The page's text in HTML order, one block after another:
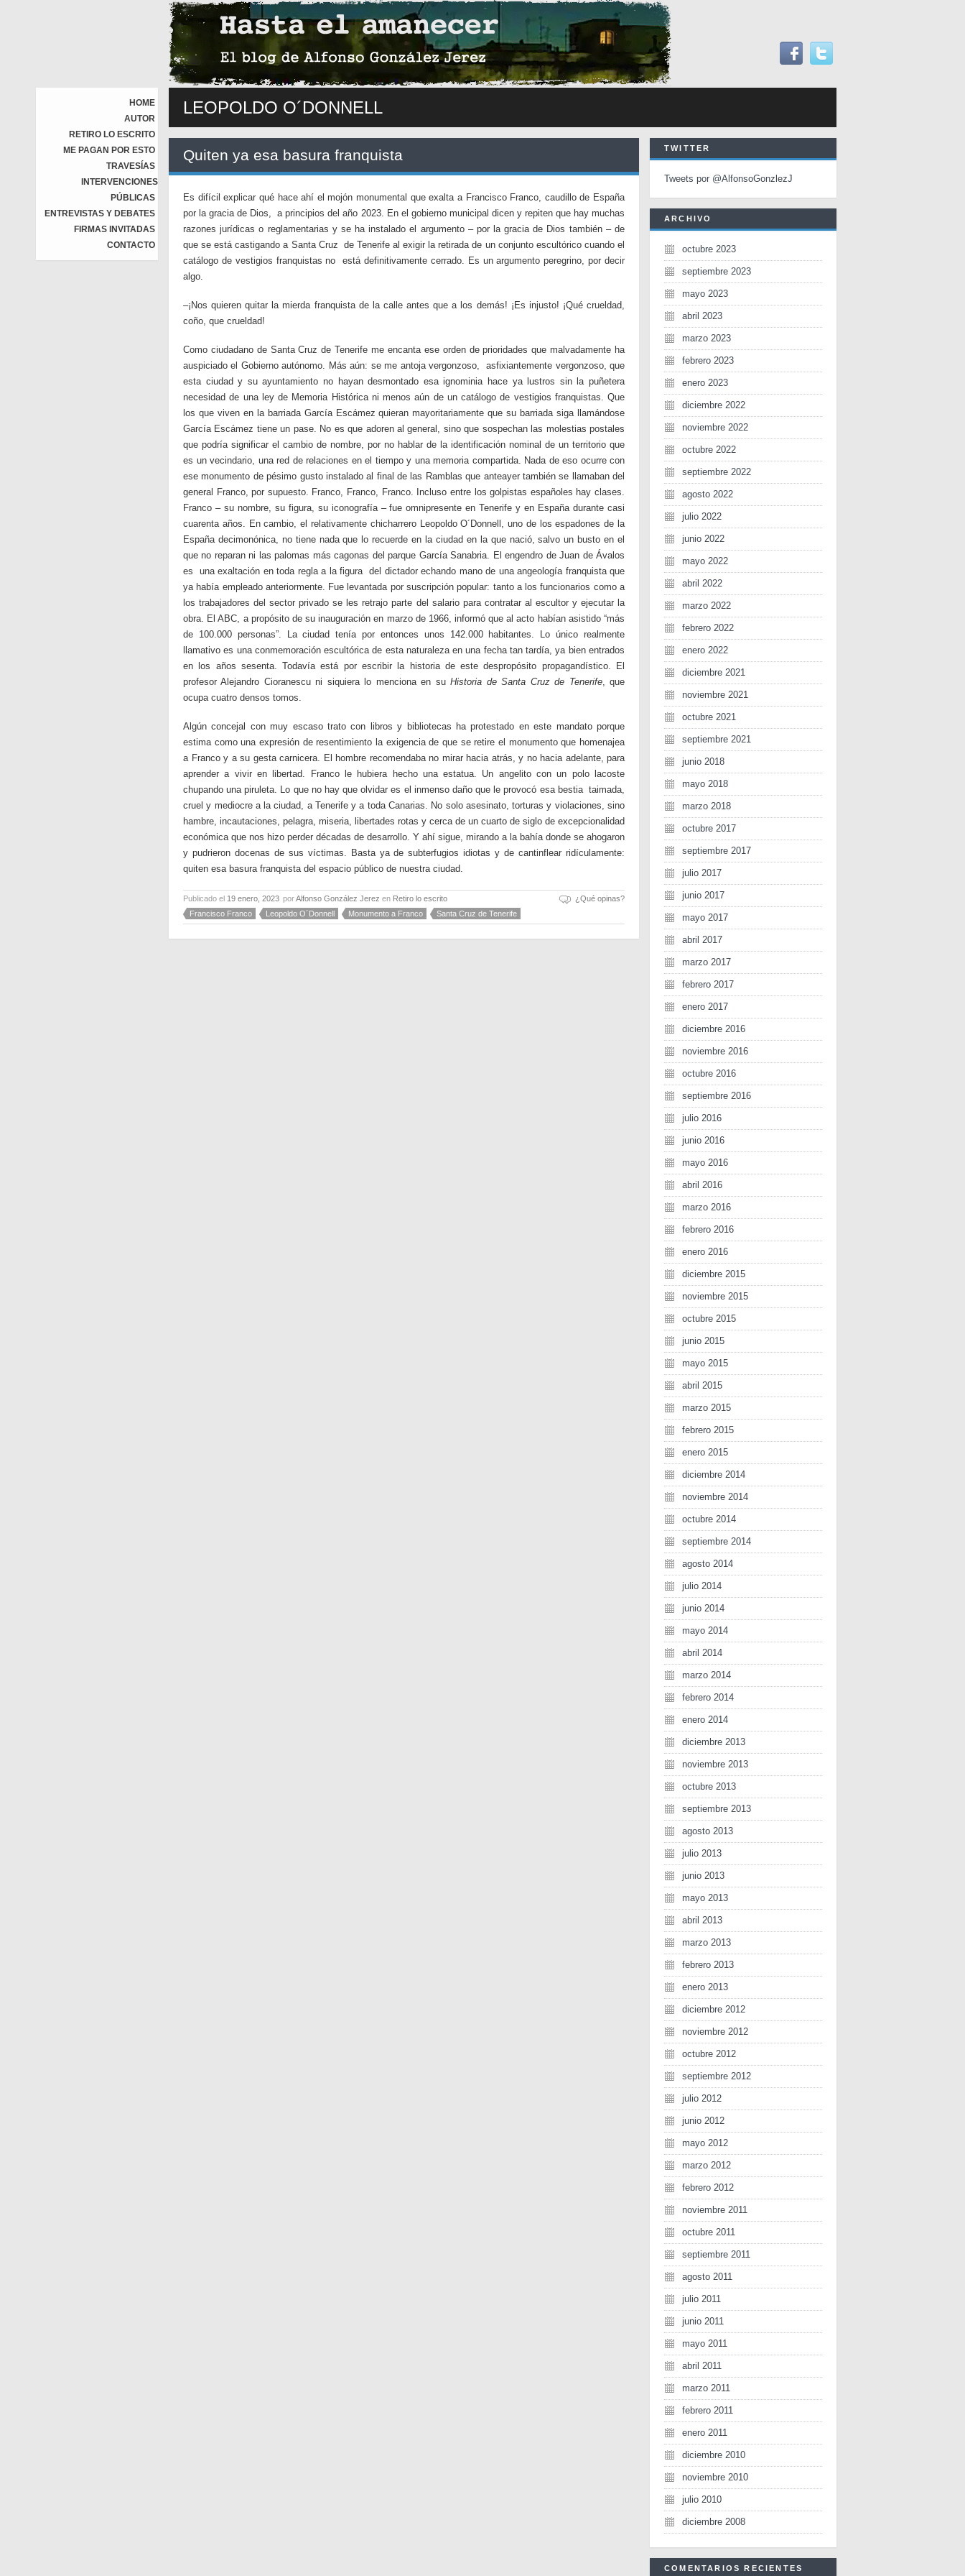
HOME
AUTOR
RETIRO LO ESCRITO
ME PAGAN POR ESTO
TRAVESÍAS
INTERVENCIONES
PÚBLICAS
ENTREVISTAS Y DEBATES
FIRMAS INVITADAS
CONTACTO
LEOPOLDO O´DONNELL
Quiten ya esa basura franquista
Es difícil explicar qué hace ahí el mojón monumental que exalta a Francisco Franco, caudillo de España
por la gracia de Dios, a principios del año 2023. En el gobierno municipal dicen y repiten que hay muchas
razones jurídicas o reglamentarias y se ha instalado el argumento – por la gracia de Dios también – de
que se está castigando a Santa Cruz de Tenerife al exigir la retirada de un conjunto escultórico cuando el
catálogo de vestigios franquistas no está definitivamente cerrado. Es un argumento peregrino, por decir
algo.
–¡Nos quieren quitar la mierda franquista de la calle antes que a los demás! ¡Es injusto! ¡Qué crueldad,
coño, que crueldad!
Como ciudadano de Santa Cruz de Tenerife me encanta ese orden de prioridades que malvadamente ha
auspiciado el Gobierno autónomo. Más aún: se me antoja vergonzoso, asfixiantemente vergonzoso, que
esta ciudad y su ayuntamiento no hayan desmontado esa ignominia hace ya lustros sin la puñetera
necesidad de una ley de Memoria Histórica ni menos aún de un catálogo de vestigios franquistas. Que
los que viven en la barriada García Escámez quieran mayoritariamente que su barriada siga llamándose
García Escámez tiene un pase. No es que adoren al general, sino que sospechan las molestias postales
que podría significar el cambio de nombre, por no hablar de la identificación nominal de un territorio que
es un vecindario, una red de relaciones en el tiempo y una memoria compartida. Nada de eso ocurre con
ese monumento de pésimo gusto instalado al final de las Ramblas que anteayer también se llamaban del
general Franco, por supuesto. Franco, Franco, Franco. Incluso entre los golpistas españoles hay clases.
Franco – su nombre, su figura, su iconografía – fue omnipresente en Tenerife y en España durante casi
cuarenta años. En cambio, el relativamente chicharrero Leopoldo O´Donnell, uno de los espadones de la
España decimonónica, no tiene nada que lo recuerde en la ciudad en la que nació, salvo un busto en el
que no reparan ni las palomas más cagonas del parque García Sanabria. El engendro de Juan de Ávalos
es una exaltación en toda regla a la figura del dictador echando mano de una angeología franquista que
ya había empleado anteriormente. Fue levantada por suscripción popular: tanto a los funcionarios como a
los trabajadores del sector privado se les retrajo parte del salario para contratar al escultor y ejecutar la
obra. El ABC, a propósito de su inauguración en marzo de 1966, informó que al acto habían asistido “más
de 100.000 personas”. La ciudad tenía por entonces unos 142.000 habitantes. Lo único realmente
llamativo es una conmemoración escultórica de esta naturaleza en una fecha tan tardía, ya bien entrados
en los años sesenta. Todavía está por escribir la historia de este despropósito propagandístico. El
profesor Alejandro Cioranescu ni siquiera lo menciona en suHistoria de Santa Cruz de Tenerife, que
ocupa cuatro densos tomos.
Algún concejal con muy escaso trato con libros y bibliotecas ha protestado en este mandato porque
estima como una expresión de resentimiento la exigencia de que se retire el monumento que homenajea
a Franco y a su gesta carnicera. El hombre recomendaba no mirar hacia atrás, y no hacia adelante, para
aprender a vivir en libertad. Franco le hubiera hecho una estatua. Un angelito con un polo lacoste
chupando una piruleta. Lo que no hay que olvidar es el inmenso daño que le provocó esa bestia taimada,
cruel y mediocre a la ciudad, a Tenerife y a toda Canarias. No solo asesinato, torturas y violaciones, sino
hambre, incautaciones, pelagra, miseria, libertades rotas y cerca de un cuarto de siglo de excepcionalidad
económica que nos hizo perder décadas de desarrollo. Y ahí sigue, mirando a la bahía donde se ahogaron
y pudrieron docenas de sus víctimas. Basta ya de subterfugios idiotas y de cantinflear ridículamente:
quiten esa basura franquista del espacio público de nuestra ciudad.
Publicado el 19 enero, 2023 porAlfonso González Jerez en Retiro lo escrito
¿Qué opinas?
Francisco Franco
Leopoldo O´Donnell Monumento a Franco Santa Cruz de Tenerife
TWITTER
Tweets por @AlfonsoGonzlezJ
ARCHIVO
octubre 2023
septiembre 2023
mayo 2023
abril 2023
marzo 2023
febrero 2023
enero 2023
diciembre 2022
noviembre 2022
octubre 2022
septiembre 2022
agosto 2022
julio 2022
junio 2022
mayo 2022
abril 2022
marzo 2022
febrero 2022
enero 2022
diciembre 2021
noviembre 2021
octubre 2021
septiembre 2021
junio 2018
mayo 2018
marzo 2018
octubre 2017
septiembre 2017
julio 2017
junio 2017
mayo 2017
abril 2017
marzo 2017
febrero 2017
enero 2017
diciembre 2016
noviembre 2016
octubre 2016
septiembre 2016
julio 2016
junio 2016
mayo 2016
abril 2016
marzo 2016
febrero 2016
enero 2016
diciembre 2015
noviembre 2015
octubre 2015
junio 2015
mayo 2015
abril 2015
marzo 2015
febrero 2015
enero 2015
diciembre 2014
noviembre 2014
octubre 2014
septiembre 2014
agosto 2014
julio 2014
junio 2014
mayo 2014
abril 2014
marzo 2014
febrero 2014
enero 2014
diciembre 2013
noviembre 2013
octubre 2013
septiembre 2013
agosto 2013
julio 2013
junio 2013
mayo 2013
abril 2013
marzo 2013
febrero 2013
enero 2013
diciembre 2012
noviembre 2012
octubre 2012
septiembre 2012
julio 2012
junio 2012
mayo 2012
marzo 2012
febrero 2012
noviembre 2011
octubre 2011
septiembre 2011
agosto 2011
julio 2011
junio 2011
mayo 2011
abril 2011
marzo 2011
febrero 2011
enero 2011
diciembre 2010
noviembre 2010
julio 2010
diciembre 2008
COMENTARIOS RECIENTES